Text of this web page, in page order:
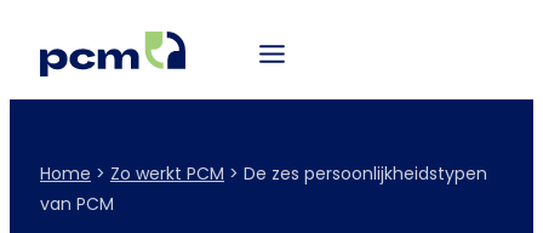
Home > Zo werkt PCM > De zes persoonlijkheidstypen
van PCM